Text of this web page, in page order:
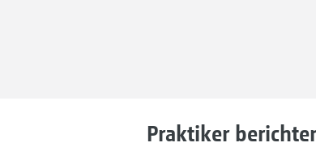
Praktiker